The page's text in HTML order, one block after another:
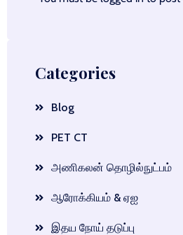
Categories
Blog
PET CT
அணிகலன் தொழில்நுட்பம்
ஆரோக்கியம் & ஏஐ
இதய நோய் தடுப்பு